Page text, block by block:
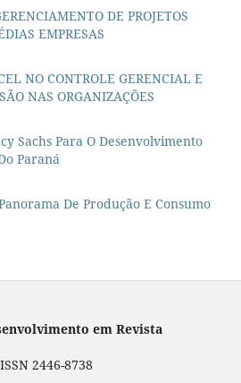
DE PROJETOS
EMPRESAS
NO CONTROLE GERENCIAL E
NAS ORGANIZAÇÕES
Sachs Para O Desenvolvimento
Paraná
De Produção E Consumo
em Revista
2446-8738